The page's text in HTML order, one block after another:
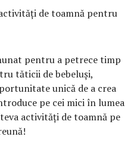
de toamnă pentru
pentru a petrece timp
tăticii de bebeluși,
unică de a crea
pe cei mici în lumea
activități de toamnă pe